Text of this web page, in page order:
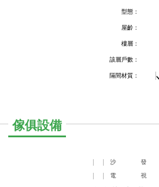
型態：
屋齡：
樓層：
該層戶數：
隔間材質：
傢俱設備
沙 發
電 視